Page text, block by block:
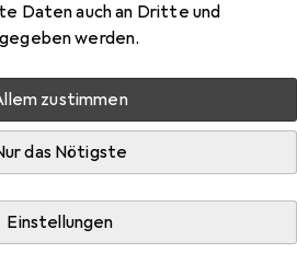
Daten auch an Dritte und
werden.
zustimmen
das Nötigste
Einstellungen
Zubehör zum Produkt Zone
Handzahnbürste.